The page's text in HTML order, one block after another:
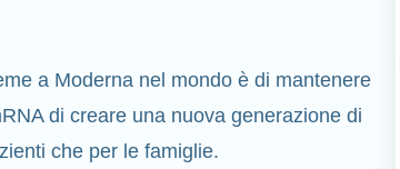
a Moderna nel mondo è di mantenere
di creare una nuova generazione di
che per le famiglie.